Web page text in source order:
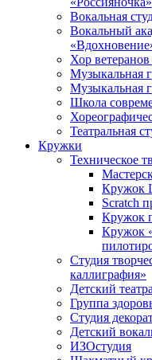
Вокальная
Вокальный
Хор
Музыкальная
Музыкальная
Школа
Театральная
Кружки
Техническое
Кружок
Scratch
Кружок
Кружок
Студия
каллиграфия»
Детский
Группа
Студия
Детский
ИЗОстудия